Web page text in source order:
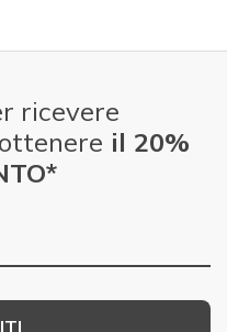
ricevere
il 20%